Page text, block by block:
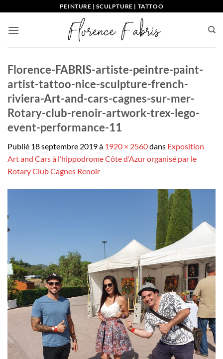
contenu
PEINTURE | SCULPTURE | TATTOO
Florence-FABRIS-artiste-peintre-paint-
artist-tattoo-nice-sculpture-french-
riviera-Art-and-cars-cagnes-sur-mer-
Rotary-club-renoir-artwork-trex-lego-
event-performance-11
Publié 18 septembre 2019à 1920 × 2560dans Exposition
Art and Cars à l’hippodrome Côte d’Azur organisé par le
Rotary Club Cagnes Renoir